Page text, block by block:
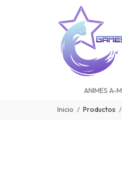
ANIMES A-M
Inicio Productos